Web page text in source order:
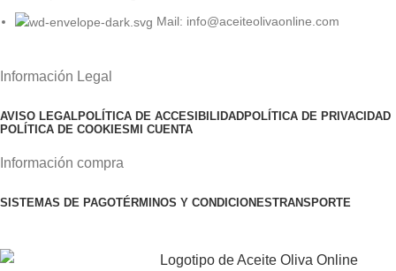
Mail: info@aceiteolivaonline.com
Información Legal
AVISO LEGALPOLÍTICA DE ACCESIBILIDADPOLÍTICA DE PRIVACIDAD
POLÍTICA DE COOKIES MI CUENTA
Información compra
SISTEMAS DE PAGOTÉRMINOS Y CONDICIONESTRANSPORTE